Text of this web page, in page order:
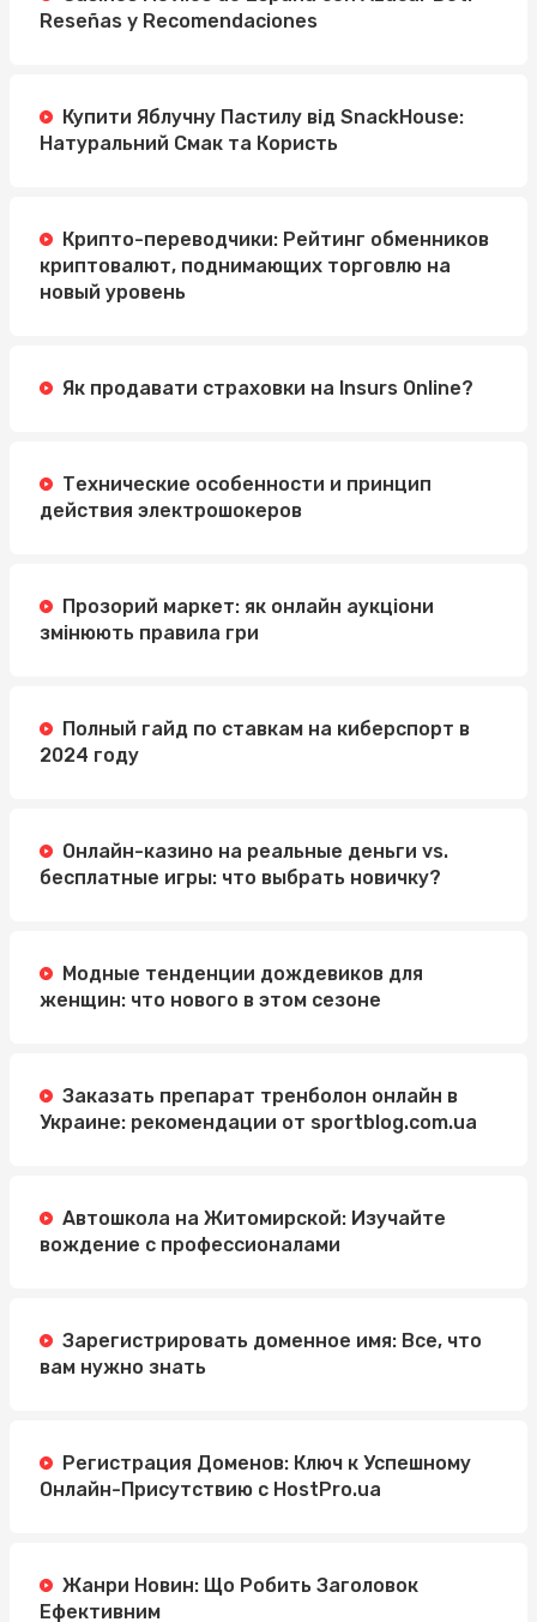
Reseñas y Recomendaciones
Купити Яблучну Пастилу від SnackHouse:
Натуральний Смак та Користь
Крипто-переводчики: Рейтинг обменников
криптовалют, поднимающих торговлю на
новый уровень
Як продавати страховки на Insurs Online?
Технические особенности и принцип
действия электрошокеров
Прозорий маркет: як онлайн аукціони
змінюють правила гри
Полный гайд по ставкам на киберспорт в
2024 году
Онлайн-казино на реальные деньги vs.
бесплатные игры: что выбрать новичку?
Модные тенденции дождевиков для
женщин: что нового в этом сезоне
Заказать препарат тренболон онлайн в
Украине: рекомендации от sportblog.com.ua
Автошкола на Житомирской: Изучайте
вождение с профессионалами
Зарегистрировать доменное имя: Все, что
вам нужно знать
Регистрация Доменов: Ключ к Успешному
Онлайн-Присутствию с HostPro.ua
Жанри Новин: Що Робить Заголовок
Ефективним